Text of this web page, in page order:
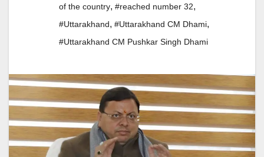
of the country, #reached number 32,
#Uttarakhand, #Uttarakhand CM Dhami,
#Uttarakhand CM Pushkar Singh Dhami